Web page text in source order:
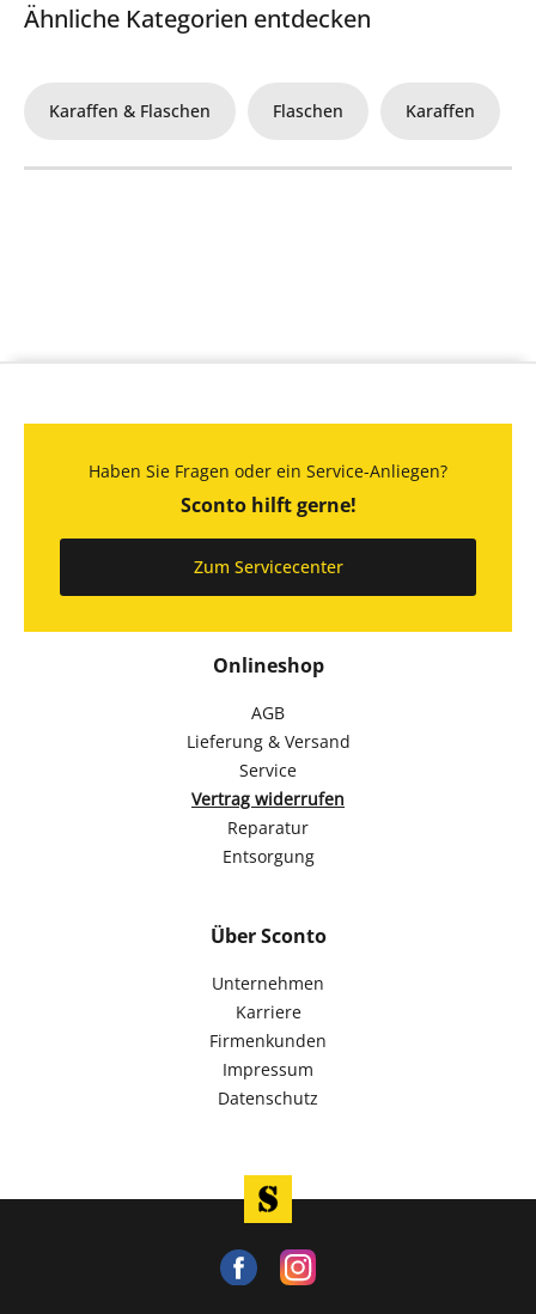
Ähnliche Kategorien entdecken
Karaffen & Flaschen Flaschen Karaffen
Onlineshop
AGB
Lieferung & Versand
Service
Vertrag widerrufen
Reparatur
Entsorgung
Über Sconto
Unternehmen
Karriere
Firmenkunden
Impressum
Datenschutz
Haben Sie Fragen oder ein Service-Anliegen?
Sconto hilft gerne!
Zum Servicecenter